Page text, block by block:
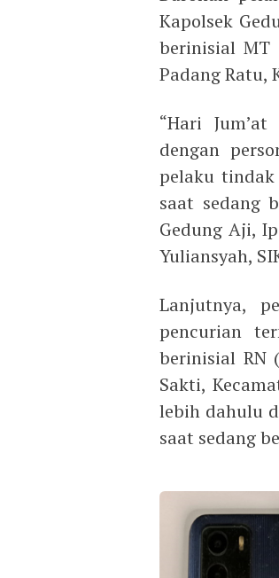
Kapolsek
berinisial MT
Padang Ratu,
“Hari
dengan
pelaku
saat sedang
Gedung Aji,
Yuliansyah,
Lanjutnya,
pencurian
berinisial RN
Sakti,
lebih dahulu
saat sedang